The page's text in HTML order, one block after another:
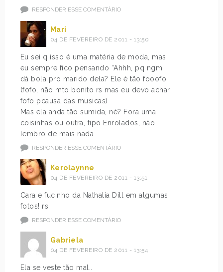
RESPONDER ESSE COMENTÁRIO
Mari
04 DE FEVEREIRO DE 2011 - 13:50
Eu sei q isso é uma matéria de moda, mas
eu sempre fico pensando “Ahhh, pq ngm
dá bola pro marido dela? Ele é tão fooofo”
(fofo, não mto bonito rs mas eu devo achar
fofo pcausa das musicas)
Mas ela anda tão sumida, né? Fora uma
coisinhas ou outra, tipo Enrolados, nào
lembro de mais nada.
RESPONDER ESSE COMENTÁRIO
Kerolaynne
04 DE FEVEREIRO DE 2011 - 13:51
Cara e fucinho da Nathalia Dill em algumas
fotos! rs
RESPONDER ESSE COMENTÁRIO
Gabriela
04 DE FEVEREIRO DE 2011 - 13:54
Ela se veste tão mal..